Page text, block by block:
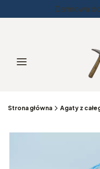
Darmowa
Menu
Strona główna Agaty z